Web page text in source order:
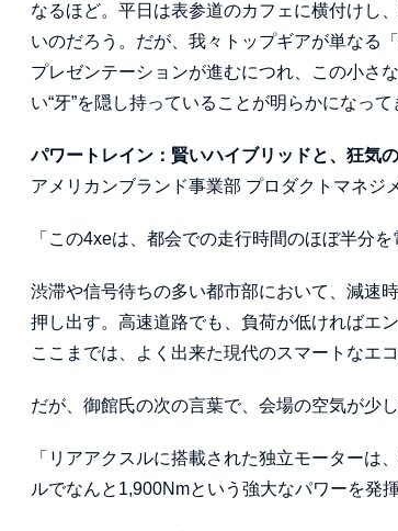
なるほど。平日は表参道のカフェに横付けし
いのだろう。だが、我々トップギアが単なる
プレゼンテーションが進むにつれ、この小さ
い“牙”を隠し持っていることが明らかになって
パワートレイン：賢いハイブリッドと、狂気
アメリカンブランド事業部 プロダクトマネジ
「この4xeは、都会での走行時間のほぼ半分を
渋滞や信号待ちの多い都市部において、減速
押し出す。高速道路でも、負荷が低ければエ
ここまでは、よく出来た現代のスマートなエコ
だが、御館氏の次の言葉で、会場の空気が少し
「リアアクスルに搭載された独立モーター
ルでなんと1,900Nmという強大なパワーを発揮